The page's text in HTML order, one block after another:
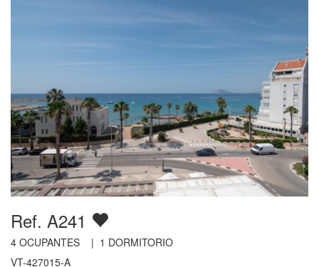
Ref. A241
4 OCUPANTES | 1 DORMITORIO
VT-427015-A